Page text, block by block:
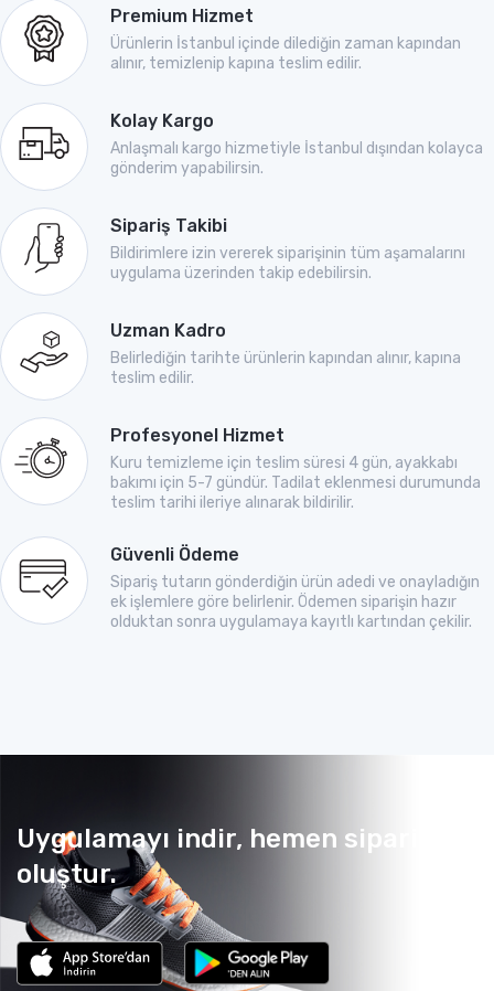
Premium Hizmet
Ürünlerin İstanbul içinde dilediğin zaman kapından
alınır, temizlenip kapına teslim edilir.
Kolay Kargo
Anlaşmalı kargo hizmetiyle İstanbul dışından kolayca
gönderim yapabilirsin.
Sipariş Takibi
Bildirimlere izin vererek siparişinin tüm aşamalarını
uygulama üzerinden takip edebilirsin.
Uzman Kadro
Belirlediğin tarihte ürünlerin kapından alınır, kapına
teslim edilir.
Profesyonel Hizmet
Kuru temizleme için teslim süresi 4 gün, ayakkabı
bakımı için 5-7 gündür. Tadilat eklenmesi durumunda
teslim tarihi ileriye alınarak bildirilir.
Güvenli Ödeme
Sipariş tutarın gönderdiğin ürün adedi ve onayladığın
ek işlemlere göre belirlenir. Ödemen siparişin hazır
olduktan sonra uygulamaya kayıtlı kartından çekilir.
Uygulamayı indir, hemen sipariş
oluştur.